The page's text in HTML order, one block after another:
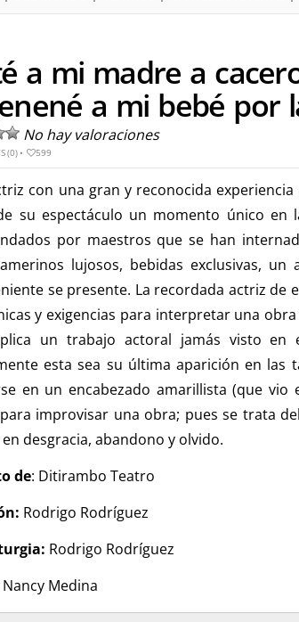
a mi madre a
a mi bebé por
No hay valoraciones
(0)• 599
con una gran y reconocida
su espectáculo un momento único en
por maestros que se han
lujosos, bebidas exclusivas,
se presente. La recordada actriz de
y exigencias para interpretar una
un trabajo actoral jamás visto
esta sea su última aparición en las
en un encabezado amarillista (que
improvisar una obra; pues se trata
desgracia, abandono y olvido.
de: Ditirambo Teatro
Rodrigo Rodríguez
Rodrigo Rodríguez
Nancy Medina